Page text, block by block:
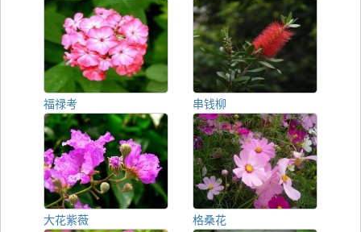
福禄考 串钱柳
大花紫薇 格桑花